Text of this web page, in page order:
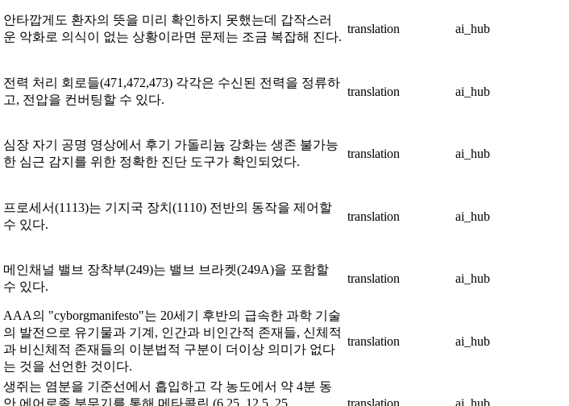
안타깝게도 환자의 뜻을 미리 확인하지 못했는데 갑작스러
운 악화로 의식이 없는 상황이라면 문제는 조금 복잡해 진다.
translation ai_hub
전력 처리 회로들(471,472,473) 각각은 수신된 전력을 정류하
고, 전압을 컨버팅할 수 있다.
translation ai_hub
심장 자기 공명 영상에서 후기 가돌리늄 강화는 생존 불가능
한 심근 감지를 위한 정확한 진단 도구가 확인되었다.
translation ai_hub
프로세서(1113)는 기지국 장치(1110) 전반의 동작을 제어할
수 있다.
translation ai_hub
메인채널 밸브 장착부(249)는 밸브 브라켓(249A)을 포함할
수 있다.
translation ai_hub
AAA의 "cyborgmanifesto"는 20세기 후반의 급속한 과학 기술
의 발전으로 유기물과 기계, 인간과 비인간적 존재들, 신체적
과 비신체적 존재들의 이분법적 구분이 더이상 의미가 없다
는 것을 선언한 것이다.
translation ai_hub
생쥐는 염분을 기준선에서 흡입하고 각 농도에서 약 4분 동